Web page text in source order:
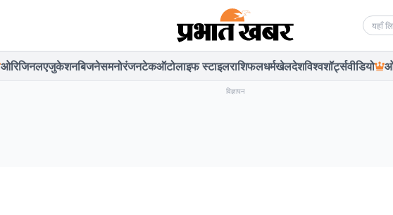
ओरिजिनलएजुकेशनबिजनेसमनोरंजनटेकऑटोलाइफ स्टाइलराशिफलधर्मखेलदेशविश्वशॉर्ट्सवीडियो
विज्ञापन